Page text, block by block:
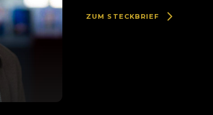
ZUM STECKBRIEF